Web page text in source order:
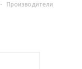
- Производители